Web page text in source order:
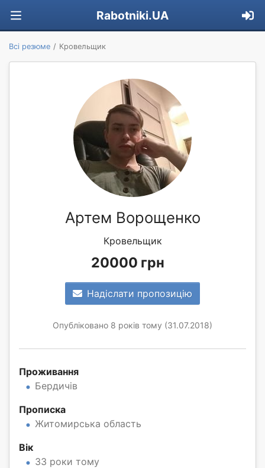
Rabotniki.UA
Всі резюме Кровельщик
Артем Ворощенко
Кровельщик
20000 грн
Надіслати пропозицію
Опубліковано 8 років тому (31.07.2018)
Проживання
Бердичів
Прописка
Житомирська область
Вік
33 роки тому